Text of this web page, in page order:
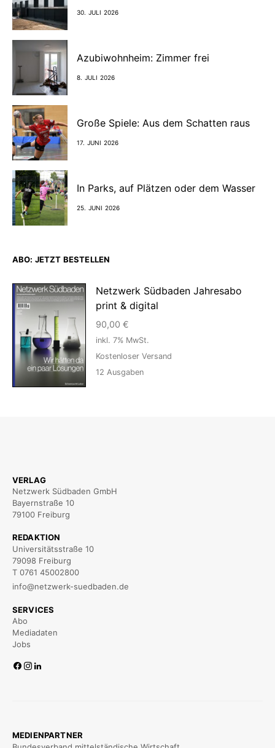
30. JULI 2026
Azubiwohnheim: Zimmer frei
8. JULI 2026
Große Spiele: Aus dem Schatten raus
17. JUNI 2026
In Parks, auf Plätzen oder dem Wasser
25. JUNI 2026
ABO: JETZT BESTELLEN
Netzwerk Südbaden Jahresabo
print & digital
90,00 €
inkl. 7% MwSt.
Kostenloser Versand
12 Ausgaben
VERLAG
Netzwerk Südbaden GmbH
Bayernstraße 10
79100 Freiburg
REDAKTION
Universitätsstraße 10
79098 Freiburg
T 0761 45002800
info@netzwerk-suedbaden.de
SERVICES
Abo
Mediadaten
Jobs
MEDIENPARTNER